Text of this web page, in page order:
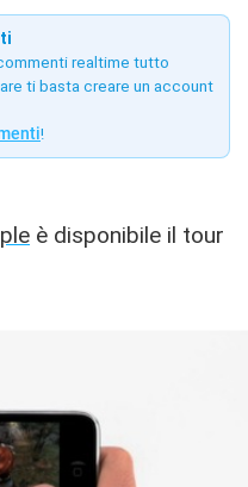
realtime tutto
ti basta creare un account
!
è disponibile il tour